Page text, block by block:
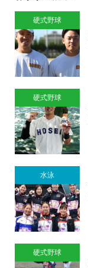
硬式野球
硬式野球
水泳
硬式野球